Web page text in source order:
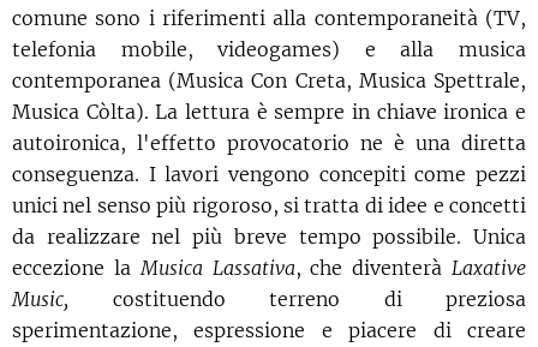
comune sono i riferimenti alla contemporaneità (TV,
telefonia mobile, videogames) e alla musica
contemporanea (Musica Con Creta, Musica Spettrale,
Musica Còlta). La lettura è sempre in chiave ironica e
autoironica, l'effetto provocatorio ne è una diretta
conseguenza. I lavori vengono concepiti come pezzi
unici nel senso più rigoroso, si tratta di idee e concetti
da realizzare nel più breve tempo possibile. Unica
eccezione la Musica Lassativa, che diventerà Laxative
Music, costituendo terreno di preziosa
sperimentazione, espressione e piacere di creare